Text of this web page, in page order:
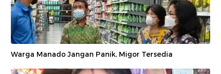
Warga Manado Jangan Panik, Migor Tersedia